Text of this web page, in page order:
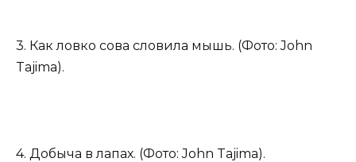
3. Как ловко сова словила мышь. (Фото: John
Tajima).
4. Добыча в лапах. (Фото: John Tajima).